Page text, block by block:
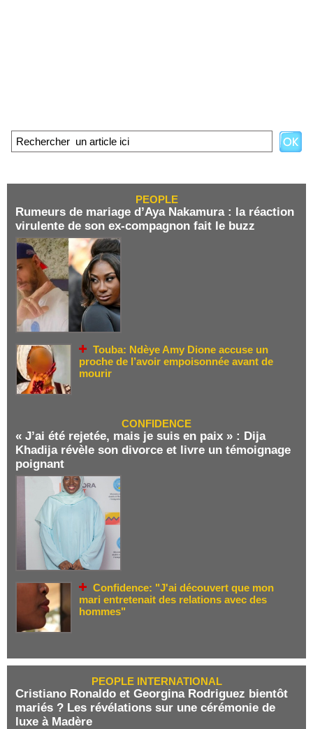
PEOPLE
Rumeurs de mariage d’Aya Nakamura : la réaction
virulente de son ex-compagnon fait le buzz
Touba: Ndèye Amy Dione accuse un
proche de l’avoir empoisonnée avant de
mourir
CONFIDENCE
« J’ai été rejetée, mais je suis en paix » : Dija
Khadija révèle son divorce et livre un témoignage
poignant
Confidence: "J'ai découvert que mon
mari entretenait des relations avec des
hommes"
PEOPLE INTERNATIONAL
Cristiano Ronaldo et Georgina Rodriguez bientôt
mariés ? Les révélations sur une cérémonie de
luxe à Madère